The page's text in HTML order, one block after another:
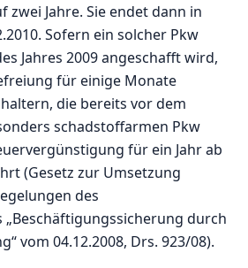
zwei Jahre. Sie endet dann in
Sofern ein solcher Pkw
Jahres 2009 angeschafft wird,
für einige Monate
die bereits vor dem
schadstoffarmen Pkw
für ein Jahr ab
(Gesetz zur Umsetzung
des
durch
vom 04.12.2008, Drs. 923/08).